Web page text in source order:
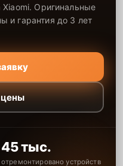
Xiaomi. Оригинальные
и гарантия до 3 лет
45 тыс.
отремонтировано устройств